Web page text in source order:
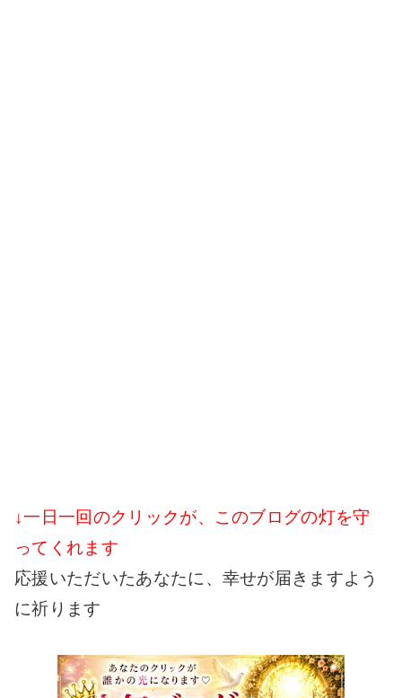
↓一日一回のクリックが、このブログの灯を守
ってくれます
応援いただいたあなたに、幸せが届きますよう
に祈ります